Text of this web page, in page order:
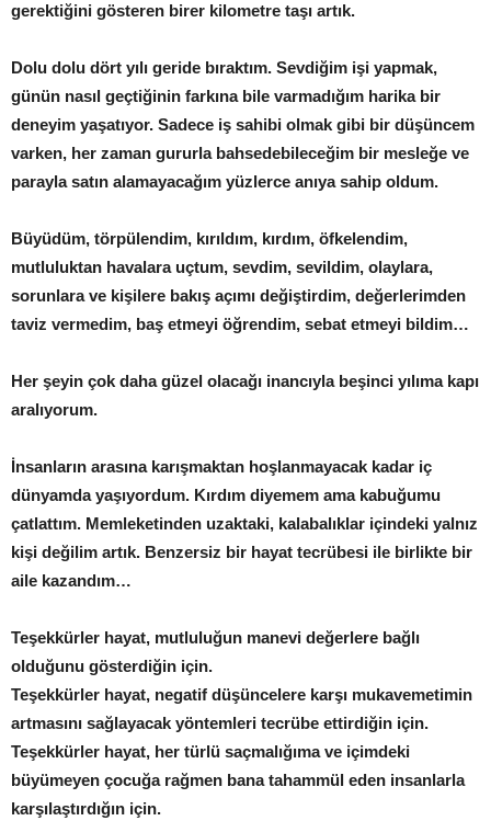
gerektiğini gösteren birer kilometre taşı artık.
Dolu dolu dört yılı geride bıraktım. Sevdiğim işi yapmak,
günün nasıl geçtiğinin farkına bile varmadığım harika bir
deneyim yaşatıyor. Sadece iş sahibi olmak gibi bir düşüncem
varken, her zaman gururla bahsedebileceğim bir mesleğe ve
parayla satın alamayacağım yüzlerce anıya sahip oldum.
Büyüdüm, törpülendim, kırıldım, kırdım, öfkelendim,
mutluluktan havalara uçtum, sevdim, sevildim, olaylara,
sorunlara ve kişilere bakış açımı değiştirdim, değerlerimden
taviz vermedim, baş etmeyi öğrendim, sebat etmeyi bildim…
Her şeyin çok daha güzel olacağı inancıyla beşinci yılıma kapı
aralıyorum.
İnsanların arasına karışmaktan hoşlanmayacak kadar iç
dünyamda yaşıyordum. Kırdım diyemem ama kabuğumu
çatlattım. Memleketinden uzaktaki, kalabalıklar içindeki yalnız
kişi değilim artık. Benzersiz bir hayat tecrübesi ile birlikte bir
aile kazandım…
Teşekkürler hayat, mutluluğun manevi değerlere bağlı
olduğunu gösterdiğin için.
Teşekkürler hayat, negatif düşüncelere karşı mukavemetimin
artmasını sağlayacak yöntemleri tecrübe ettirdiğin için.
Teşekkürler hayat, her türlü saçmalığıma ve içimdeki
büyümeyen çocuğa rağmen bana tahammül eden insanlarla
karşılaştırdığın için.